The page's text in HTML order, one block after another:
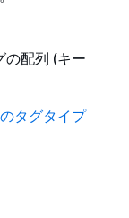
の配列 (キー
タグタイプ